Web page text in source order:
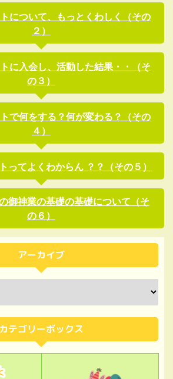
について、もっとくわしく（その
２）
に入会し、活動した結果・・（そ
の３）
で何をする？何が変わる？（その
４）
ってよくわからん ？？（その５）
御神業の基礎の基礎について（そ
の６）
アーカイブ
カテゴリーボックス